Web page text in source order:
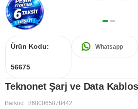
Ürün Kodu:
56675
Whatsapp
Teknonet Şarj ve Data
Barkod : 8680065878442